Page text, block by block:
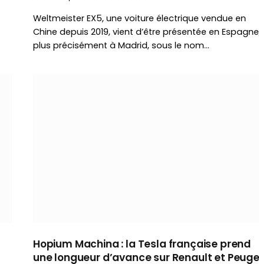
Weltmeister EX5, une voiture électrique vendue en
Chine depuis 2019, vient d’être présentée en
plus précisément à Madrid, sous le nom…
Hopium Machina : la Tesla française prend
une longueur d’avance sur Renault et